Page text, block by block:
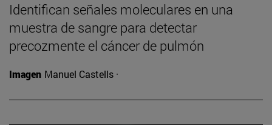
Identifican señales moleculares en una
muestra de sangre para detectar
precozmente el cáncer de pulmón
Imagen Manuel Castells ·